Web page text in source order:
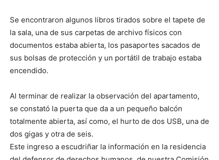
Se encontraron algunos libros tirados sobre el tapete de
la sala, una de sus carpetas de archivo físicos con
documentos estaba abierta, los pasaportes sacados de
sus bolsas de protección y un portátil de trabajo estaba
encendido.
Al terminar de realizar la observación del apartamento,
se constató la puerta que da a un pequeño balcón
totalmente abierta, así como, el hurto de dos USB, una de
dos gigas y otra de seis.
Este ingreso a escudriñar la información en la residencia